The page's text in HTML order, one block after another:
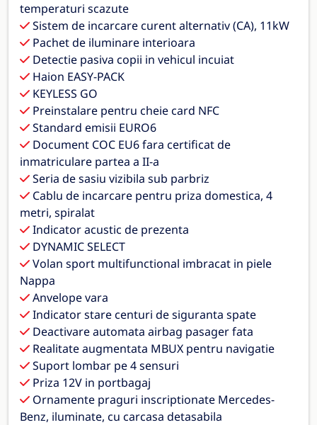
temperaturi scazute
Sistem de incarcare curent alternativ (CA), 11kW
Pachet de iluminare interioara
Detectie pasiva copii in vehicul incuiat
Haion EASY-PACK
KEYLESS GO
Preinstalare pentru cheie card NFC
Standard emisii EURO6
Document COC EU6 fara certificat de
inmatriculare partea a II-a
Seria de sasiu vizibila sub parbriz
Cablu de incarcare pentru priza domestica, 4
metri, spiralat
Indicator acustic de prezenta
DYNAMIC SELECT
Volan sport multifunctional imbracat in piele
Nappa
Anvelope vara
Indicator stare centuri de siguranta spate
Deactivare automata airbag pasager fata
Realitate augmentata MBUX pentru navigatie
Suport lombar pe 4 sensuri
Priza 12V in portbagaj
Ornamente praguri inscriptionate Mercedes-
Benz, iluminate, cu carcasa detasabila